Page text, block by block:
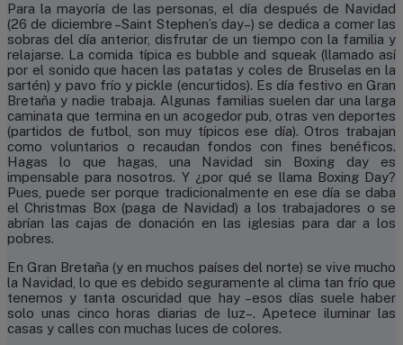
Para la mayoría de las personas, el día después de Navidad
(26 de diciembre –Saint Stephen’s day–) se dedica a comer las
sobras del día anterior, disfrutar de un tiempo con la familia y
relajarse. La comida típica es bubble and squeak (llamado así
por el sonido que hacen las patatas y coles de Bruselas en la
sartén) y pavo frío y pickle (encurtidos). Es día festivo en Gran
Bretaña y nadie trabaja. Algunas familias suelen dar una larga
caminata que termina en un acogedor pub, otras ven deportes
(partidos de futbol, son muy típicos ese día). Otros trabajan
como voluntarios o recaudan fondos con fines benéficos.
Hagas lo que hagas, una Navidad sin Boxing day es
impensable para nosotros. Y ¿por qué se llama Boxing Day?
Pues, puede ser porque tradicionalmente en ese día se daba
el Christmas Box (paga de Navidad) a los trabajadores o se
abrían las cajas de donación en las iglesias para dar a los
pobres.
En Gran Bretaña (y en muchos países del norte) se vive mucho
la Navidad, lo que es debido seguramente al clima tan frío que
tenemos y tanta oscuridad que hay –esos días suele haber
solo unas cinco horas diarias de luz–. Apetece iluminar las
casas y calles con muchas luces de colores.